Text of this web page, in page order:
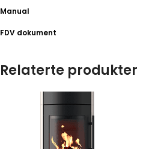
Manual
FDV dokument
Relaterte produkter